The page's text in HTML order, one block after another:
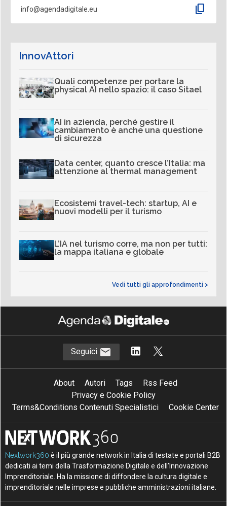
info@agendadigitale.eu content_copy
InnovAttori
Quali competenze per portare la
physical AI nello spazio: il caso Sitael
AI in azienda, perché gestire il
cambiamento è anche una questione
di sicurezza
Data center, quanto cresce l’Italia: ma
attenzione al thermal management
Ecosistemi travel-tech: startup, AI e
nuovi modelli per il turismo
L’IA nel turismo corre, ma non per tutti:
la mappa italiana e globale
Vedi tutti gli approfondimenti >
Seguici
About Autori Tags
Rss Feed
Privacy e Cookie Policy
Terms&Conditions Contenuti Specialistici
Cookie Center
Nextwork360 è il più grande network in Italia di testate e portali B2B
dedicati ai temi della Trasformazione Digitale e dell’Innovazione
Imprenditoriale. Ha la missione di diffondere la cultura digitale e
imprenditoriale nelle imprese e pubbliche amministrazioni italiane.